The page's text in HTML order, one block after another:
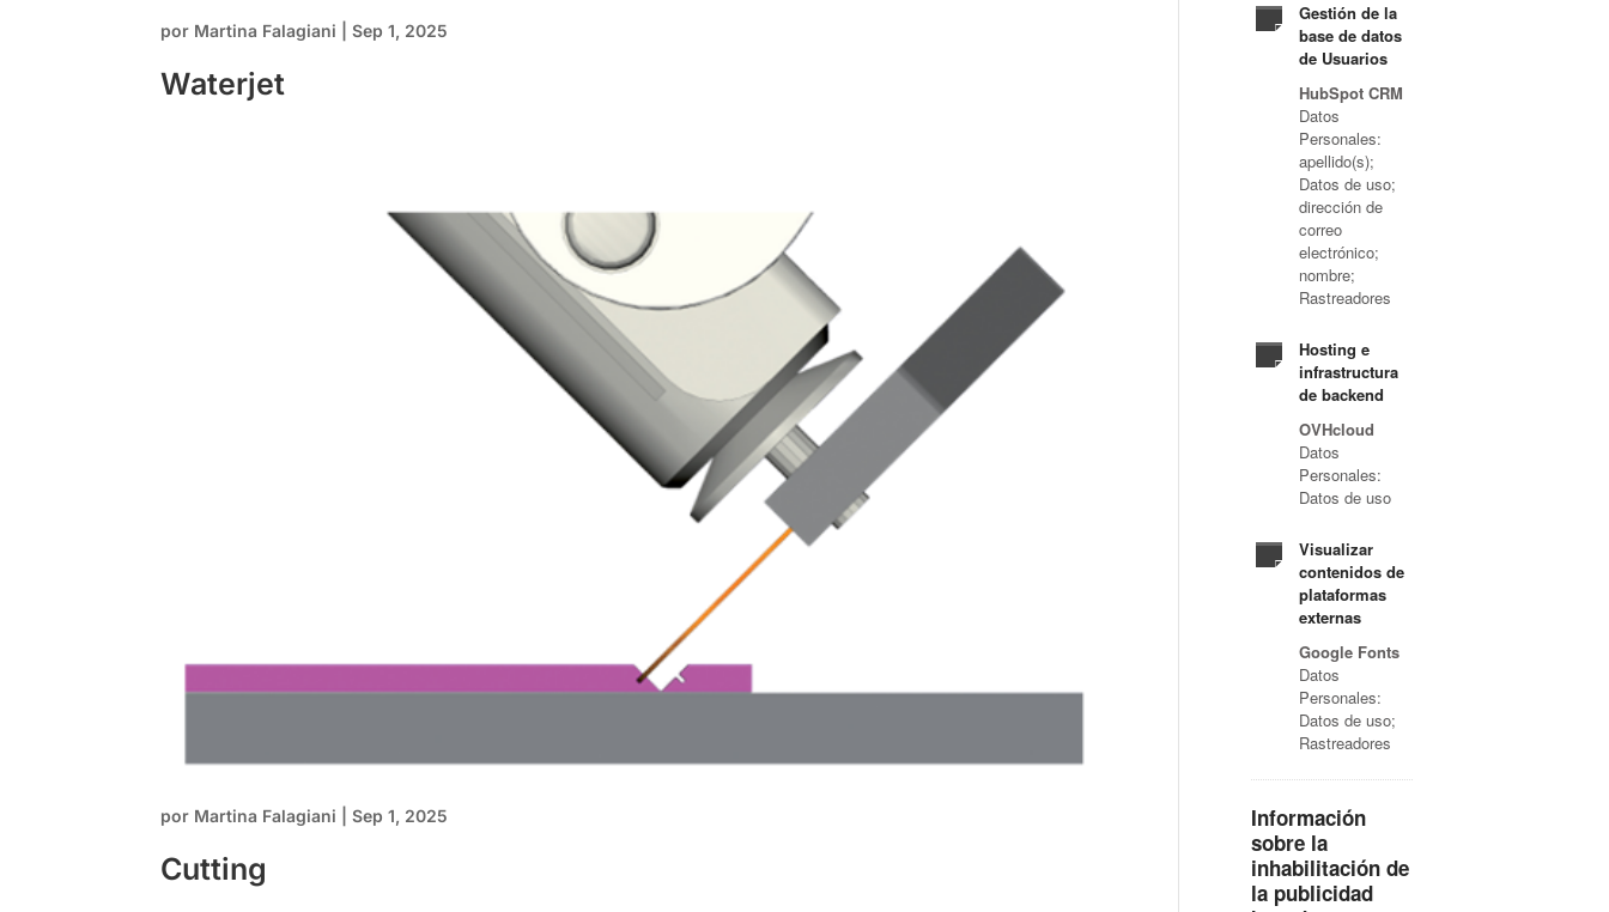
Waterjet
por Martina Falagiani |Sep 1, 2025
Cutting
por Martina Falagiani |Sep 1, 2025
Gestión de la
base de datos
de Usuarios
HubSpot CRM
Datos
Personales:
apellido(s);
Datos de uso;
dirección de
correo
electrónico;
nombre;
Rastreadores
Hosting e
infrastructura
de backend
OVHcloud
Datos
Personales:
Datos de uso
Visualizar
contenidos de
plataformas
externas
Google Fonts
Datos
Personales:
Datos de uso;
Rastreadores
Información
sobre la
inhabilitación de
la publicidad